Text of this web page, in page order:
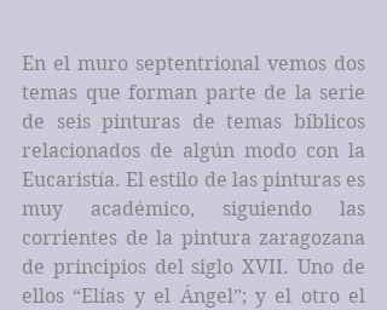
En el muro septentrional vemos dos
temas que forman parte de la serie
de seis pinturas de temas bíblicos
relacionados de algún modo con la
Eucaristía. El estilo de las pinturas es
muy académico, siguiendo las
corrientes de la pintura zaragozana
de principios del siglo XVII. Uno de
ellos “Elías y el Ángel”; y el otro el